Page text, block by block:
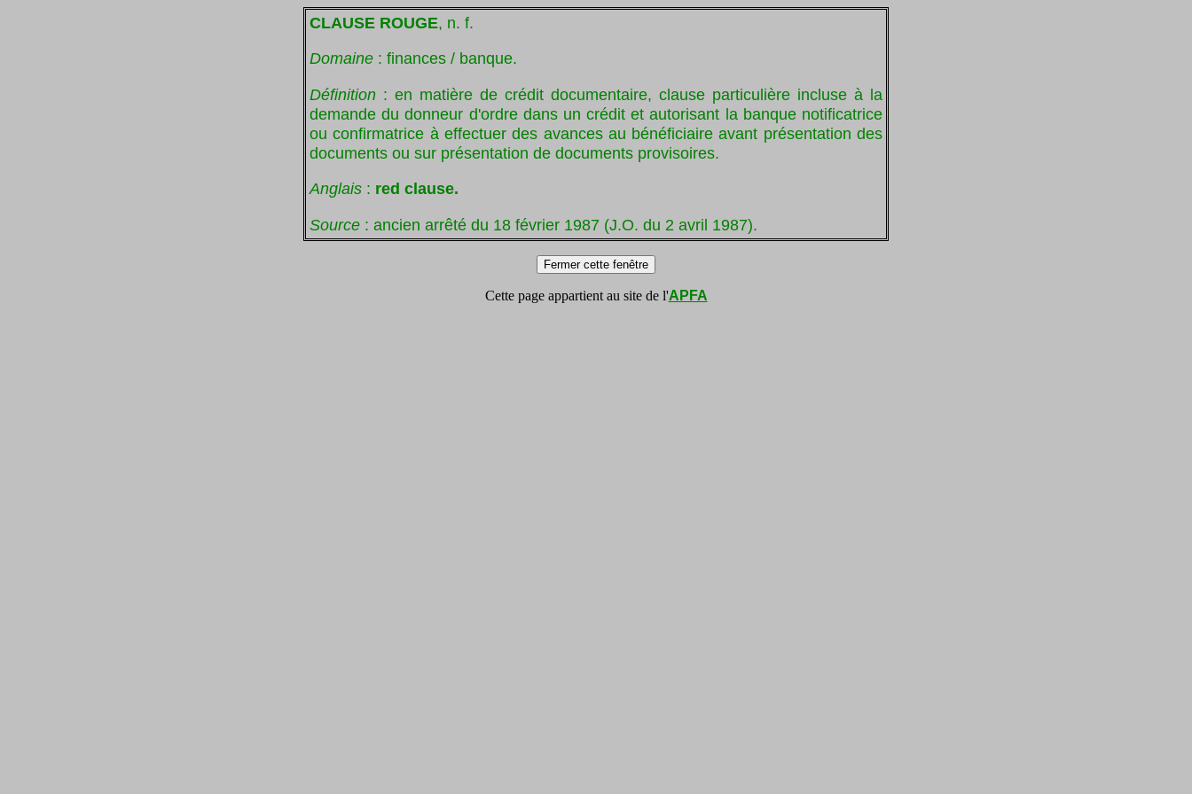
CLAUSE ROUGE, n. f.
Domaine : finances / banque.
Définition : en matière de crédit documentaire, clause particulière incluse à la
demande du donneur d'ordre dans un crédit et autorisant la banque notificatrice
ou confirmatrice à effectuer des avances au bénéficiaire avant présentation des
documents ou sur présentation de documents provisoires.
Anglais : red clause.
Source : ancien arrêté du 18 février 1987 (J.O. du 2 avril 1987).
Cette page appartient au site de l'APFA